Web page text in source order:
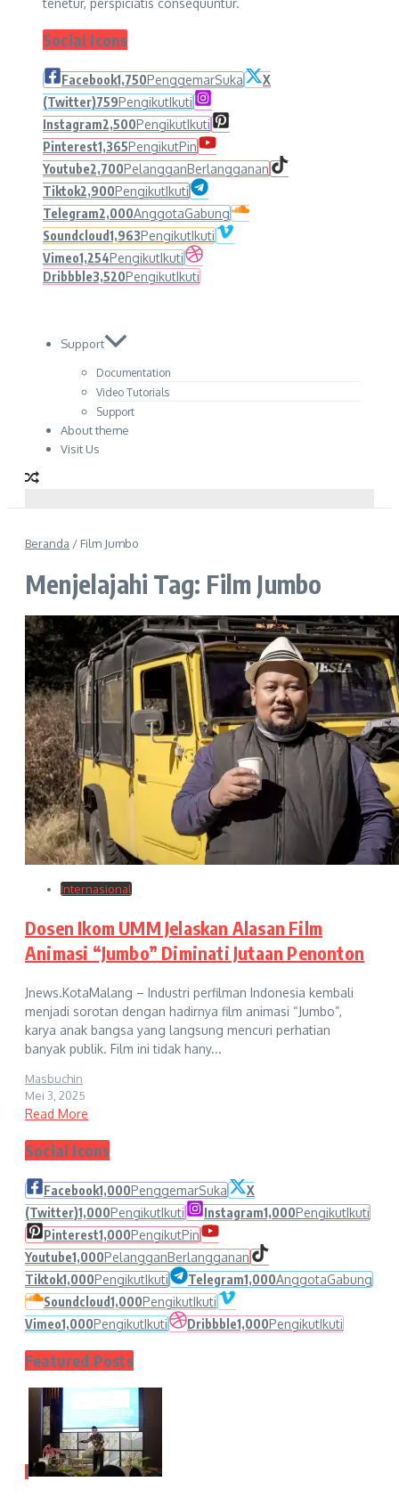
tenetur, perspiciatis consequuntur.
Social Icons
Facebook1,750PenggemarSuka
X
(Twitter)759PengikutIkuti
Instagram2,500PengikutIkuti
Pinterest1,365PengikutPin
Youtube2,700PelangganBerlangganan
Tiktok2,900PengikutIkuti
Telegram2,000AnggotaGabung
Soundcloud1,963PengikutIkuti
Vimeo1,254PengikutIkuti
Dribbble3,520PengikutIkuti
Support
Documentation
Video Tutorials
Support
About theme
Visit Us
Beranda / Film Jumbo
Menjelajahi Tag: Film Jumbo
Internasional
Dosen Ikom UMM Jelaskan Alasan Film
Animasi “Jumbo” Diminati Jutaan Penonton
Jnews.KotaMalang – Industri perfilman Indonesia kembali
menjadi sorotan dengan hadirnya film animasi “Jumbo”,
karya anak bangsa yang langsung mencuri perhatian
banyak publik. Film ini tidak hany...
Masbuchin
Mei 3, 2025
Read More
Social Icons
Facebook1,000PenggemarSuka
X
(Twitter)1,000PengikutIkuti Instagram1,000PengikutIkuti
Pinterest1,000PengikutPin
Youtube1,000PelangganBerlangganan
Tiktok1,000PengikutIkuti Telegram1,000AnggotaGabung
Soundcloud1,000PengikutIkuti
Vimeo1,000PengikutIkuti Dribbble1,000PengikutIkuti
Featured Posts
1